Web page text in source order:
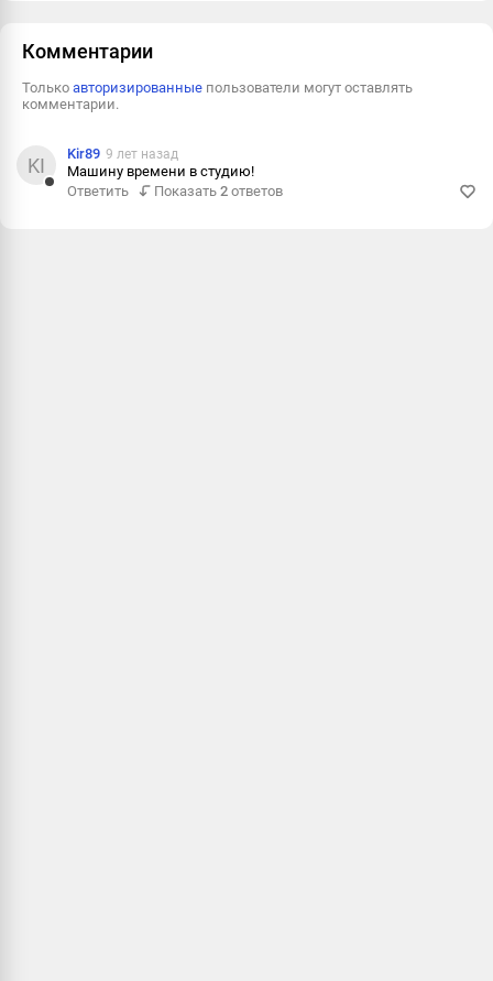
Комментарии
Только авторизированные пользователи могут оставлять
комментарии.
KI Kir89 9 лет назад
Машину времени в студию!
Ответить
Показать 2 ответов Ответить